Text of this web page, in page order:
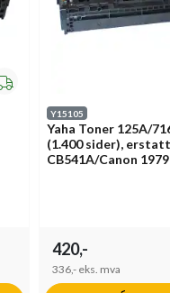
Y15105
Yaha Toner 125A/
(1.400 sider),
CB541A/Canon
420,-
336,- eks. mva